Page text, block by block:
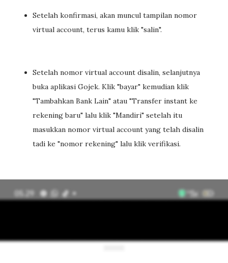
Setelah konfirmasi, akan muncul tampilan nomor
virtual account, terus kamu klik "salin".
Setelah nomor virtual account disalin, selanjutnya
buka aplikasi Gojek. Klik "bayar" kemudian klik
"Tambahkan Bank Lain" atau "Transfer instant ke
rekening baru" lalu klik "Mandiri" setelah itu
masukkan nomor virtual account yang telah disalin
tadi ke "nomor rekening" lalu klik verifikasi.